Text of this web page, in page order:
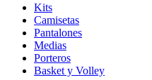
Kits
Camisetas
Pantalones
Medias
Porteros
Basket y Volley